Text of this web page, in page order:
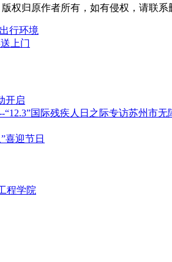
权归原作者所有，如有侵权，请联系
行环境
上门
开启
国际残疾人日之际专访苏州市
喜迎节日
程学院